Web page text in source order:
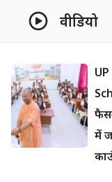
वीडियो
में